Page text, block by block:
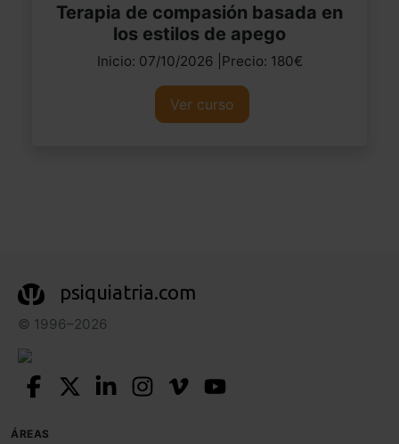
Terapia de compasión basada en
los estilos de apego
Inicio: 07/10/2026 |Precio: 180€
Ver curso
psiquiatria.com
© 1996–2026
ÁREAS